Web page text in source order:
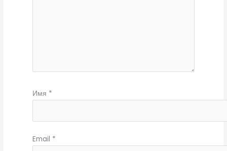
Имя *
Email *